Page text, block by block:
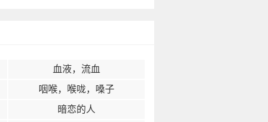
血液，流血
咽喉，喉咙，嗓子
暗恋的人